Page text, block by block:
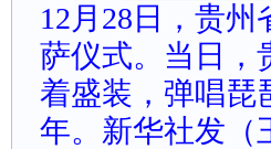
12月28日，贵
萨仪式。 当日，
着盛装，弹唱琵
年。 新华社发（